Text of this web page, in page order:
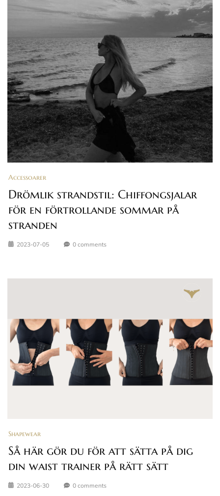
Accessoarer
Drömlik strandstil: Chiffongsjalar
för en förtrollande sommar på
stranden
2023-07-05 0 comments
Shapewear
Så här gör du för att sätta på dig
din waist trainer på rätt sätt
2023-06-30 0 comments